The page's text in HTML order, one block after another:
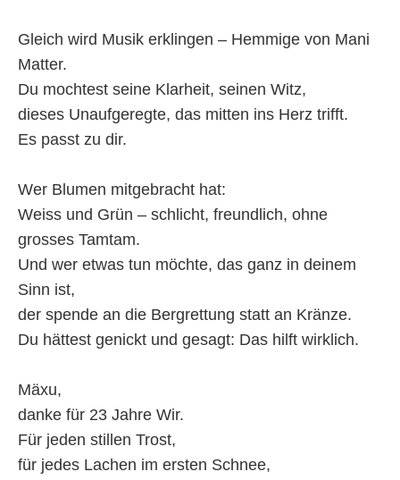
Gleich wird Musik erklingen – Hemmige von Mani
Matter.
Du mochtest seine Klarheit, seinen Witz,
dieses Unaufgeregte, das mitten ins Herz trifft.
Es passt zu dir.
Wer Blumen mitgebracht hat:
Weiss und Grün – schlicht, freundlich, ohne
grosses Tamtam.
Und wer etwas tun möchte, das ganz in deinem
Sinn ist,
der spende an die Bergrettung statt an Kränze.
Du hättest genickt und gesagt: Das hilft wirklich.
Mäxu,
danke für 23 Jahre Wir.
Für jeden stillen Trost,
für jedes Lachen im ersten Schnee,